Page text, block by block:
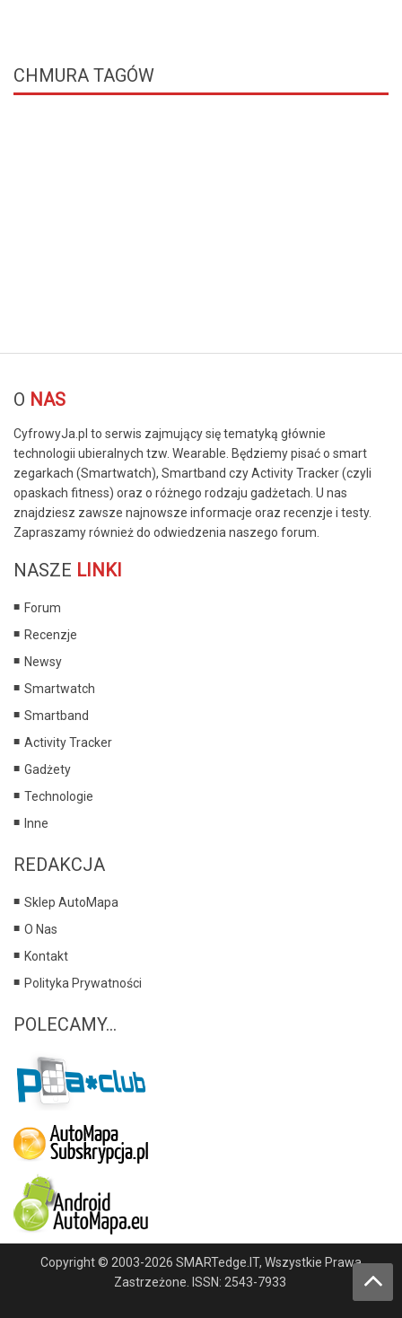
CHMURA TAGÓW
O NAS
CyfrowyJa.pl to serwis zajmujący się tematyką głównie
technologii ubieralnych tzw. Wearable. Będziemy pisać o smart
zegarkach (Smartwatch), Smartband czy Activity Tracker (czyli
opaskach fitness) oraz o różnego rodzaju gadżetach. U nas
znajdziesz zawsze najnowsze informacje oraz recenzje i testy.
Zapraszamy również do odwiedzenia naszego forum.
NASZE LINKI
Forum
Recenzje
Newsy
Smartwatch
Smartband
Activity Tracker
Gadżety
Technologie
Inne
REDAKCJA
Sklep AutoMapa
O Nas
Kontakt
Polityka Prywatności
POLECAMY...
Copyright © 2003-2026 SMARTedge.IT, Wszystkie Prawa
Zastrzeżone. ISSN: 2543-7933